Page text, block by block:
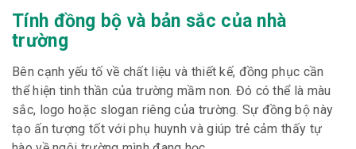
Tính đồng bộ và bản sắc của nhà
trường
Bên cạnh yếu tố về chất liệu và thiết kế, đồng phục cần
thể hiện tinh thần của trường mầm non. Đó có thể là màu
sắc, logo hoặc slogan riêng của trường. Sự đồng bộ này
tạo ấn tượng tốt với phụ huynh và giúp trẻ cảm thấy tự